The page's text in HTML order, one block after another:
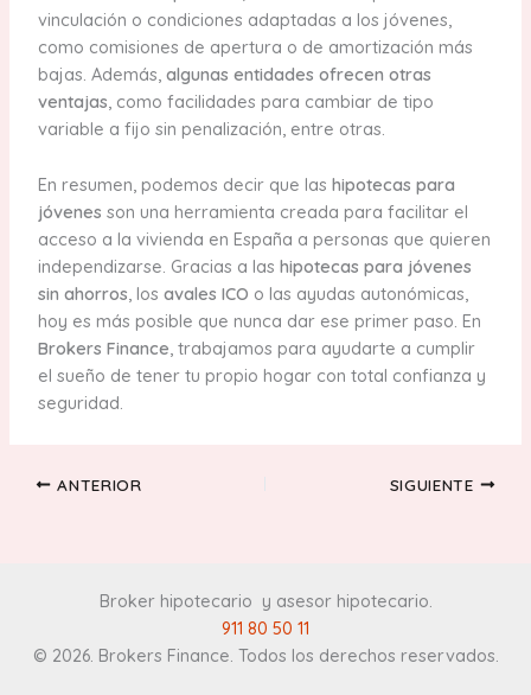
vinculación o condiciones adaptadas a los jóvenes,
como comisiones de apertura o de amortización más
bajas. Además,algunas entidades ofrecen otras
ventajas, como facilidades para cambiar de tipo
variable a fijo sin penalización, entre otras.
En resumen, podemos decir que las hipotecas para
jóvenes son una herramienta creada para facilitar el
acceso a la vivienda en España a personas que quieren
independizarse. Gracias a las hipotecas para jóvenes
sin ahorros , los avales ICO o las ayudas autonómicas,
hoy es más posible que nunca dar ese primer paso. En
Brokers Finance , trabajamos para ayudarte a cumplir
el sueño de tener tu propio hogar con total confianza y
seguridad.
ANTERIOR SIGUIENTE
Broker hipotecario y asesor hipotecario.
911 80 50 11
© 2026. Brokers Finance. Todos los derechos reservados.